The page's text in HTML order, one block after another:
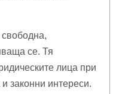
се. Тя
лица при
законни интереси.